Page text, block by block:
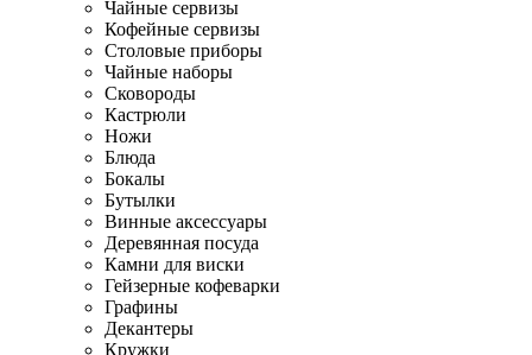
Чайные сервизы
Кофейные сервизы
Столовые приборы
Чайные наборы
Сковороды
Кастрюли
Ножи
Блюда
Бокалы
Бутылки
Винные аксессуары
Деревянная посуда
Камни для виски
Гейзерные кофеварки
Графины
Декантеры
Кружки